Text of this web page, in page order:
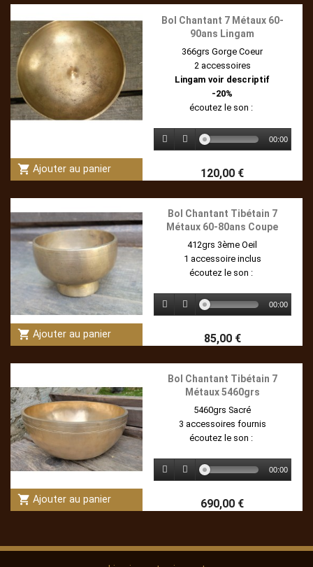
shopping_cart Ajouter au panier
Bol Chantant 7 Métaux 60-
90ans Lingam
366grs Gorge Coeur
2 accessoires
Lingam voir descriptif
-20%
écoutez le son :
00:00
120,00 €
shopping_cart Ajouter au panier
Bol Chantant Tibétain 7
Métaux 60-80ans Coupe
412grs 3ème Oeil
1 accessoire inclus
écoutez le son :
00:00
85,00 €
shopping_cart Ajouter au panier
Bol Chantant Tibétain 7
Métaux 5460grs
5460grs Sacré
3 accessoires fournis
écoutez le son :
00:00
690,00 €